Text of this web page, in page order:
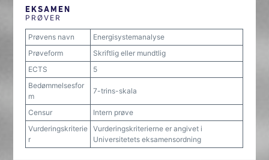
EKSAMEN
PRØVER
Prøvens navn
Energisystemanalyse
Prøveform
Skriftlig eller mundtlig
ECTS
5
Bedømmelsesfor
m
7-trins-skala
Censur
Intern prøve
Vurderingskriterie
r
Vurderingskriterierne er angivet i
Universitetets eksamensordning